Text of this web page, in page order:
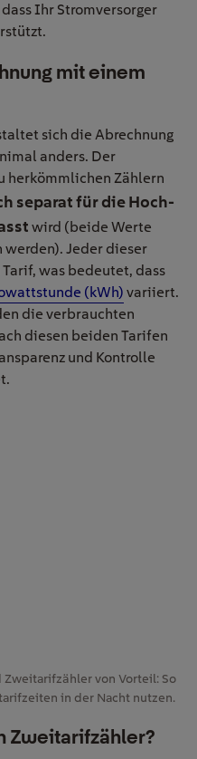
Ihr Stromversorger
mit einem
sich die Abrechnung
anders. Der
herkömmlichen Zählern
separat für die Hoch-
wird (beide Werte
werden). Jeder dieser
was bedeutet, dass
(kWh) variiert.
die verbrauchten
diesen beiden Tarifen
und Kontrolle
von Vorteil: So
in der Nacht nutzen.
Zweitarifzähler?